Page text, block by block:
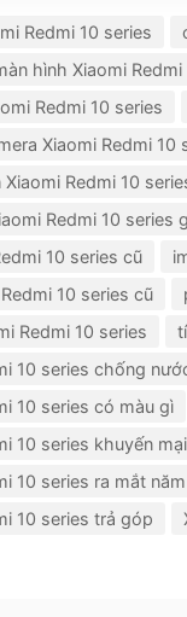
Redmi 10 series
hình Xiaomi Redmi
Redmi 10 series
Xiaomi Redmi 10
Redmi 10
Redmi 10 series
10 series cũ
10 series cũ
Redmi 10 series
10 series chống
10 series có màu gì
10 series khuyến mại
10 series ra mắt
10 series trả góp